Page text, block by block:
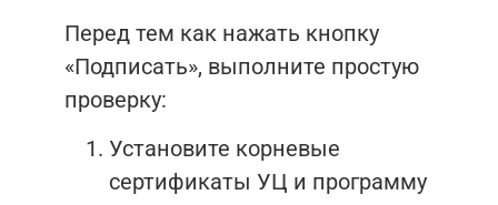
Перед тем как нажать кнопку
«Подписать», выполните простую
проверку:
Установите корневые
сертификаты УЦ и программу